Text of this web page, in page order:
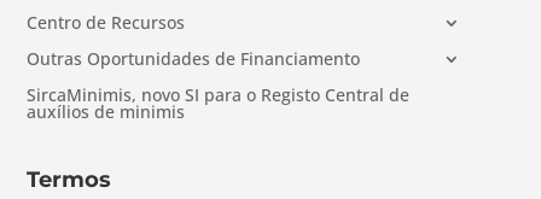
Centro de Recursos
Outras Oportunidades de Financiamento
SircaMinimis, novo SI para o Registo Central de
auxílios de minimis
Termos